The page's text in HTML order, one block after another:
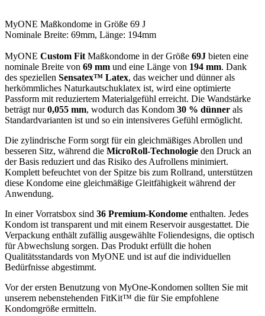
MyONE Maßkondome in Größe 69 J
Nominale Breite: 69mm, Länge: 194mm
MyONE Custom Fit Maßkondome in der Größe 69J bieten eine
nominale Breite von 69 mm und eine Länge von 194 mm. Dank
des speziellen Sensatex™ Latex, das weicher und dünner als
herkömmliches Naturkautschuklatex ist, wird eine optimierte
Passform mit reduziertem Materialgefühl erreicht. Die Wandstärke
beträgt nur0,055 mm, wodurch das Kondom 30 % dünner als
Standardvarianten ist und so ein intensiveres Gefühl ermöglicht.
Die zylindrische Form sorgt für ein gleichmäßiges Abrollen und
besseren Sitz, während die MicroRoll-Technologie den Druck an
der Basis reduziert und das Risiko des Aufrollens minimiert.
Komplett befeuchtet von der Spitze bis zum Rollrand, unterstützen
diese Kondome eine gleichmäßige Gleitfähigkeit während der
Anwendung.
In einer Vorratsbox sind 36 Premium-Kondome enthalten. Jedes
Kondom ist transparent und mit einem Reservoir ausgestattet. Die
Verpackung enthält zufällig ausgewählte Foliendesigns, die optisch
für Abwechslung sorgen. Das Produkt erfüllt die hohen
Qualitätsstandards von MyONE und ist auf die individuellen
Bedürfnisse abgestimmt.
Vor der ersten Benutzung von MyOne-Kondomen sollten Sie mit
unserem nebenstehenden FitKit™ die für Sie empfohlene
Kondomgröße ermitteln.